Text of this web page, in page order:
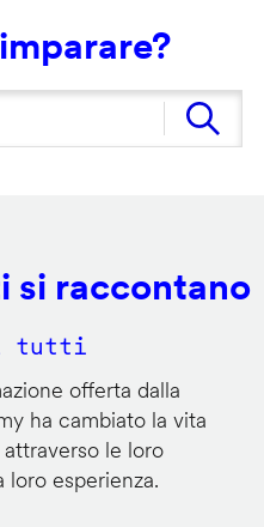
si raccontano
tutti
offerta dalla
ha cambiato la vita
le loro
loro esperienza.